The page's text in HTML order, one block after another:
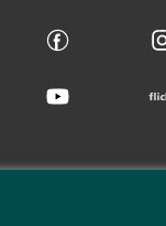
flickr